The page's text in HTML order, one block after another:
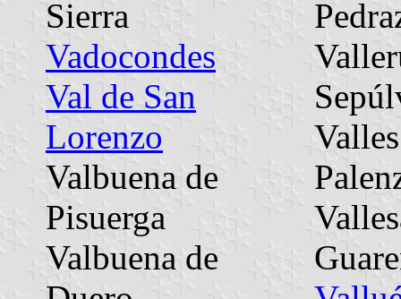
Sierra
Vadocondes
Val de San
Lorenzo
Valbuena de
Pisuerga
Valbuena de